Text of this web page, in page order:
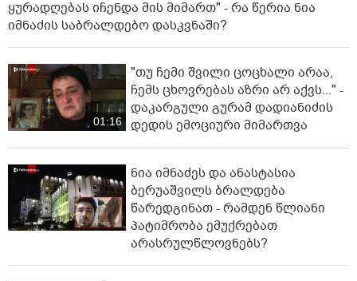
ყურადღებას იჩენდა მის მიმართ" - რა წერია ნია
იმნაძის საბრალდებო დასკვნაში?
01:16
"თუ ჩემი შვილი ცოცხალი არაა,
ჩემს ცხოვრებას აზრი არ აქვს..." -
დაკარგული გურამ დადიანიძის
დედის ემოციური მიმართვა
ნია იმნაძეს და ანასტასია
ბერუაშვილს ბრალდება
წარედგინათ - რამდენ წლიანი
პატიმრობა ემუქრებათ
არასრულწლოვნებს?